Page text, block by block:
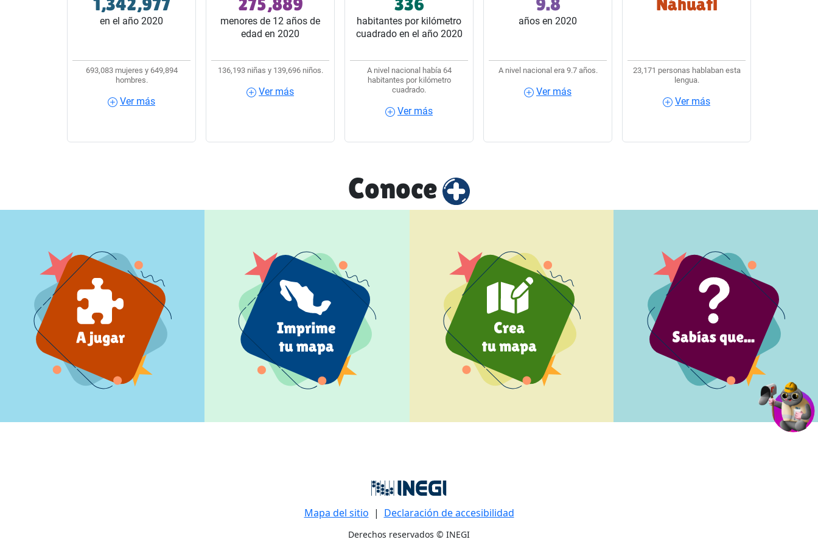
en el año 2020
693,083 mujeres y 649,894
hombres.
Ver más
32 estados del país.
Ver más
menores de 12 años de
edad en 2020
136,193 niñas y 139,696 niños.
Ver más
10 habitantes del estado.
habitantes por kilómetro
cuadrado en el año 2020
A nivel nacional había 64
habitantes por kilómetro
cuadrado.
Ver más
32 estados del país.
años en 2020
A nivel nacional era 9.7 años.
Ver más
32 estados del país.
23,171 personas hablaban esta
lengua.
Ver más
lengua indígena usaban
Ver más
Conoce
Mapa del sitio | Declaración de accesibilidad
Derechos reservados © INEGI